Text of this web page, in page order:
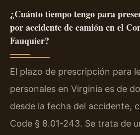
¿Cuánto tiempo tengo para
por accidente de camión en el
Fauquier?
El plazo de prescripción para
personales en Virginia es de
desde la fecha del accidente,
Code § 8.01-243. Se trata de